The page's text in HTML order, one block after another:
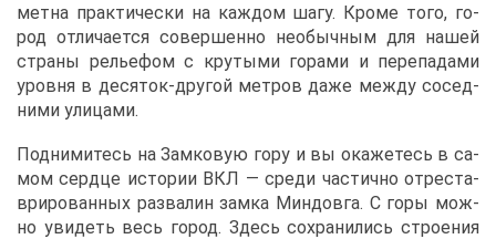
мет­на прак­ти­че­ски на каж­дом ша­гу. Кро­ме то­го, го­
род от­ли­ча­ет­ся со­вер­шен­но необыч­ным для на­шей
стра­ны ре­лье­фом с кру­ты­ми го­ра­ми и пе­ре­па­да­ми
уров­ня в де­ся­ток-дру­гой мет­ров да­же меж­ду со­сед­
ни­ми ули­ца­ми.
Под­ни­ми­тесь на Зам­ко­вую го­ру и вы ока­же­тесь в са­
мом серд­це ис­то­рии ВКЛ ― сре­ди ча­стич­но от­ре­ста­
ври­ро­ван­ных раз­ва­лин зам­ка Мин­дов­га. С го­ры мож­
но уви­деть весь го­род. Здесь со­хра­ни­лись стро­е­ния